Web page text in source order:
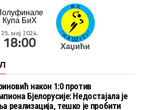
Купа БиХ
25. мај 2024.
18:00 Хаџићи
након 1:0 против
Бјелорусије: Недостајала је
реализација, тешко је пробити